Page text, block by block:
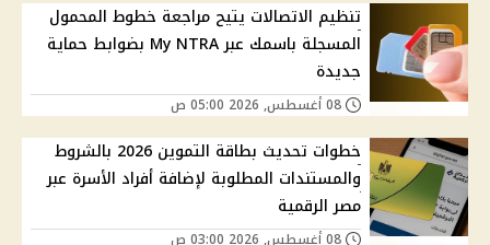
تنظيم الاتصالات يتيح مراجعة خطوط المحمول
المسجلة باسمك عبر My NTRA بضوابط حماية
جديدة
خطوات تحديث بطاقة التموين 2026 بالشروط
والمستندات المطلوبة لإضافة أفراد الأسرة عبر
مصر الرقمية